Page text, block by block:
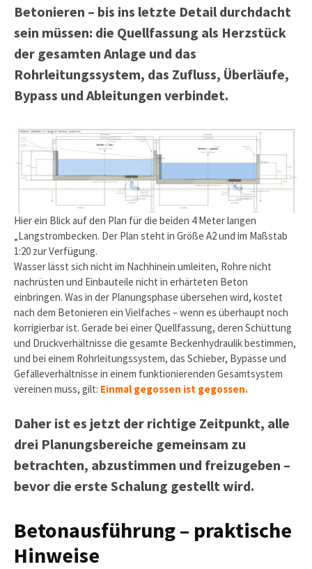
Betonieren – bis ins letzte Detail durchdacht
sein müssen: die Quellfassung als Herzstück
der gesamten Anlage und das
Rohrleitungssystem, das Zufluss, Überläufe,
Bypass und Ableitungen verbindet.
Hier ein Blick auf den Plan für die beiden 4 Meter langen
„Langstrombecken. Der Plan steht in Größe A2 und im Maßstab
1:20 zur Verfügung.
Wasser lässt sich nicht im Nachhinein umleiten, Rohre nicht
nachrüsten und Einbauteile nicht in erhärteten Beton
einbringen. Was in der Planungsphase übersehen wird, kostet
nach dem Betonieren ein Vielfaches – wenn es überhaupt noch
korrigierbar ist. Gerade bei einer Quellfassung, deren Schüttung
und Druckverhältnisse die gesamte Beckenhydraulik bestimmen,
und bei einem Rohrleitungssystem, das Schieber, Bypässe und
Gefälleverhältnisse in einem funktionierenden Gesamtsystem
vereinen muss, gilt: Einmal gegossen ist gegossen.
Daher ist es jetzt der richtige Zeitpunkt, alle
drei Planungsbereiche gemeinsam zu
betrachten, abzustimmen und freizugeben –
bevor die erste Schalung gestellt wird.
Betonausführung – praktische
Hinweise